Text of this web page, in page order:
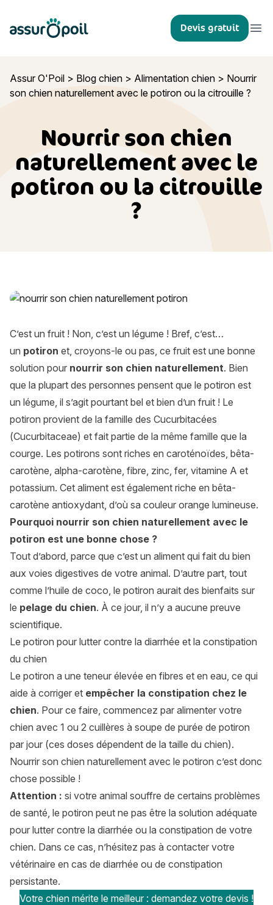
Assur O'Poil Devis gratuit
Assur O'Poil > Blog chien > Alimentation chien > Nourrir
son chien naturellement avec le potiron ou la citrouille ?
Nourrir son chien
naturellement avec le
potiron ou la citrouille
?
Nourrir son chien naturellement avec le potiron ou la
C’est un fruit ! Non, c’est un légume ! Bref, c’est…
un potiron et, croyons-le ou pas, ce fruit est une bonne
solution pour nourrir son chien naturellement. Bien
que la plupart des personnes pensent que le potiron est
un légume, il s’agit pourtant bel et bien d’un fruit ! Le
potiron provient de la famille des Cucurbitacées
(Cucurbitaceae) et fait partie de la même famille que la
courge. Les potirons sont riches en caroténoïdes, bêta-
carotène, alpha-carotène, fibre, zinc, fer, vitamine A et
potassium. Cet aliment est également riche en bêta-
carotène antioxydant, d’où sa couleur orange lumineuse.
Pourquoi nourrir son chien naturellement avec le
potiron est une bonne chose ?
Tout d’abord, parce que c’est un aliment qui fait du bien
aux voies digestives de votre animal. D’autre part, tout
comme l’huile de coco, le potiron aurait des bienfaits sur
le pelage du chien. À ce jour, il n’y a aucune preuve
scientifique.
Le potiron pour lutter contre la diarrhée et la constipation
du chien
Le potiron a une teneur élevée en fibres et en eau, ce qui
aide à corriger et empêcher la constipation chez le
chien. Pour ce faire, commencez par alimenter votre
chien avec 1 ou 2 cuillères à soupe de purée de potiron
par jour (ces doses dépendent de la taille du chien).
Nourrir son chien naturellement avec le potiron c’est donc
chose possible !
Attention : si votre animal souffre de certains problèmes
de santé, le potiron peut ne pas être la solution adéquate
pour lutter contre la diarrhée ou la constipation de votre
chien. Dans ce cas, n’hésitez pas à contacter votre
vétérinaire en cas de diarrhée ou de constipation
persistante.
Votre chien mérite le meilleur : demandez votre devis !